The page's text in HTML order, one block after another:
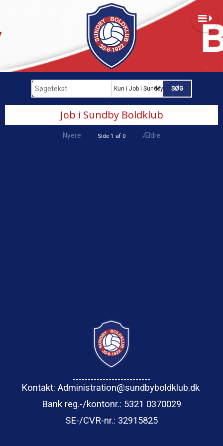
Kun i Job i Sundby Boldklub
Job i Sundby Boldklub
Nyere Side 1 af 0 Ældre
--------------------------
Kontakt: Administration@sundbyboldklub.dk
Bank reg.-/kontonr.: 5321 0370029
SE-/CVR-nr.: 32915825